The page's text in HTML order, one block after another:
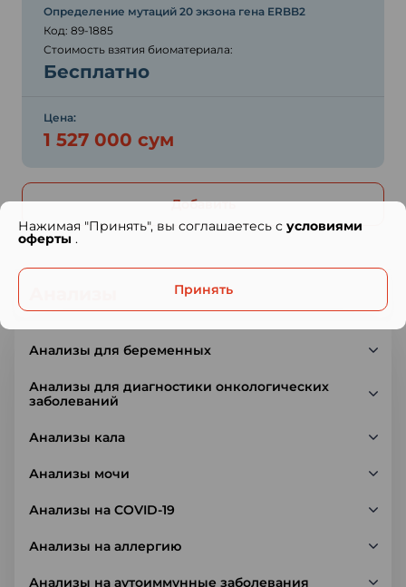
Анализы для беременных
Анализы для диагностики онкологических
заболеваний
Анализы кала
Анализы мочи
Анализы на COVID-19
Анализы на аллергию
Анализы на аутоиммунные заболевания
Определение мутаций 20 экзона гена ERBB2
Код: 89-1885
Стоимость взятия биоматериала:
Бесплатно
Цена:
1 527 000 сум
Добавить
Нажимая "Принять", вы соглашаетесь с условиями
оферты .
Принять